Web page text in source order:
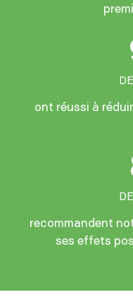
ont réussi à
recommandent
ses effets